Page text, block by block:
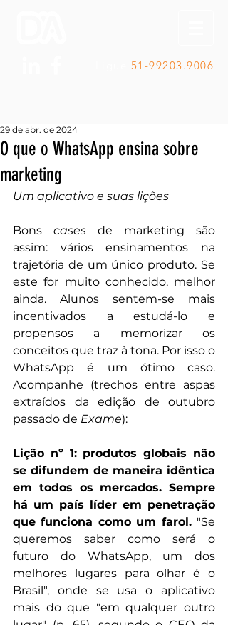
51-99203.9006
O que o WhatsApp ensina sobre
marketing
29 de abr. de 2024
Um aplicativo e suas lições
Bons cases de marketing são
assim: vários ensinamentos na
trajetória de um único produto. Se
este for muito conhecido, melhor
ainda. Alunos sentem-se mais
incentivados a estudá-lo e
propensos a memorizar os
conceitos que traz à tona. Por isso o
WhatsApp é um ótimo caso.
Acompanhe (trechos entre aspas
extraídos da edição de outubro
passado de Exame):
Lição nº 1: produtos globais não
se difundem de maneira idêntica
em todos os mercados. Sempre
há um país líder em penetração
que funciona como um farol. "Se
queremos saber como será o
futuro do WhatsApp, um dos
melhores lugares para olhar é o
Brasil", onde se usa o aplicativo
mais do que "em qualquer outro